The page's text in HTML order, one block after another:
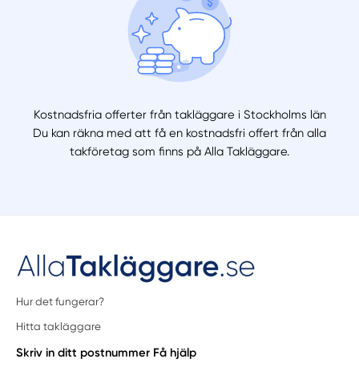
Kostnadsfria offerter från takläggare i Stockholms län
Du kan räkna med att få en kostnadsfri offert från alla
takföretag som finns på Alla Takläggare.
Hur det fungerar?
Hitta takläggare
Skriv in ditt postnummer Få hjälp